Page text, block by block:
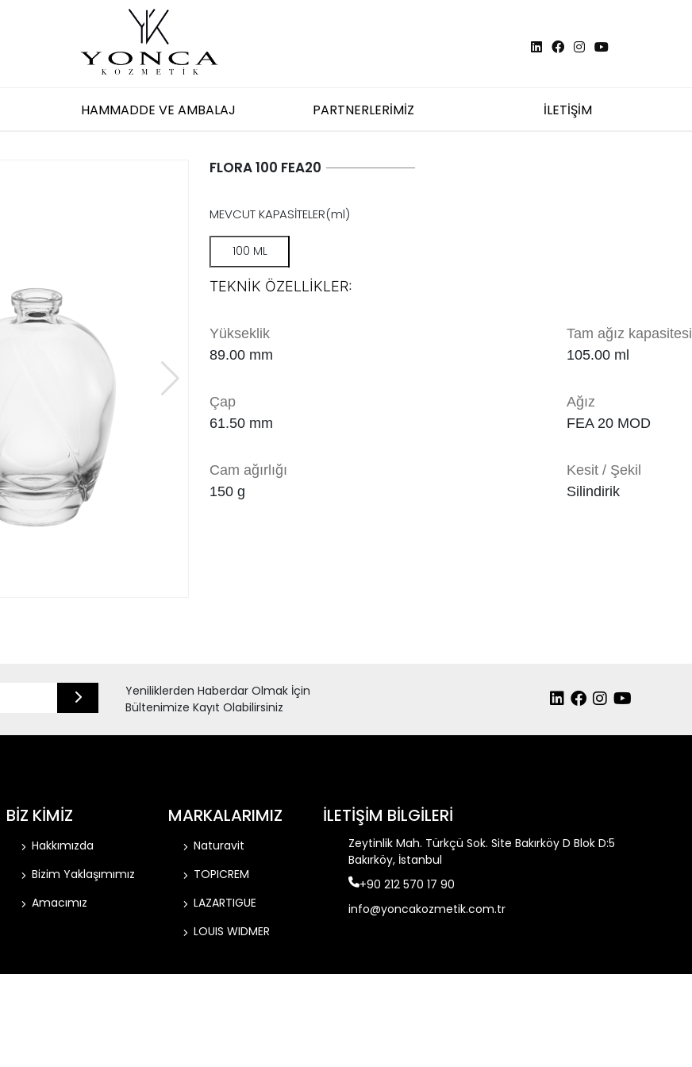
HAMMADDE VE AMBALAJ PARTNERLERİMİZ İLETİŞİM
FLORA 100 FEA20
MEVCUT KAPASİTELER(ml)
100 ML
TEKNİK ÖZELLİKLER:
Yükseklik
89.00 mm
Tam ağız kapasitesi
105.00 ml
Çap
61.50 mm
Ağız
FEA 20 MOD
Cam ağırlığı
150 g
Kesit / Şekil
Silindirik
Yeniliklerden Haberdar Olmak İçin
Bültenimize Kayıt Olabilirsiniz
BİZ KİMİZ
Hakkımızda
Bizim Yaklaşımımız
Amacımız
MARKALARIMIZ
Naturavit
TOPICREM
LAZARTIGUE
LOUIS WIDMER
İLETİŞİM BİLGİLERİ
Zeytinlik Mah. Türkçü Sok. Site Bakırköy D Blok D:5
Bakırköy, İstanbul
+90 212 570 17 90
info@yoncakozmetik.com.tr